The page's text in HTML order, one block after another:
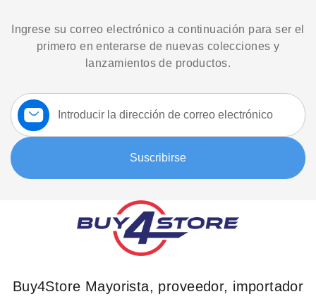
Ingrese su correo electrónico a continuación para ser el
primero en enterarse de nuevas colecciones y
lanzamientos de productos.
Suscríbase
a
nuestro
boletín:
Suscribirse
Buy4Store Mayorista, proveedor, importador